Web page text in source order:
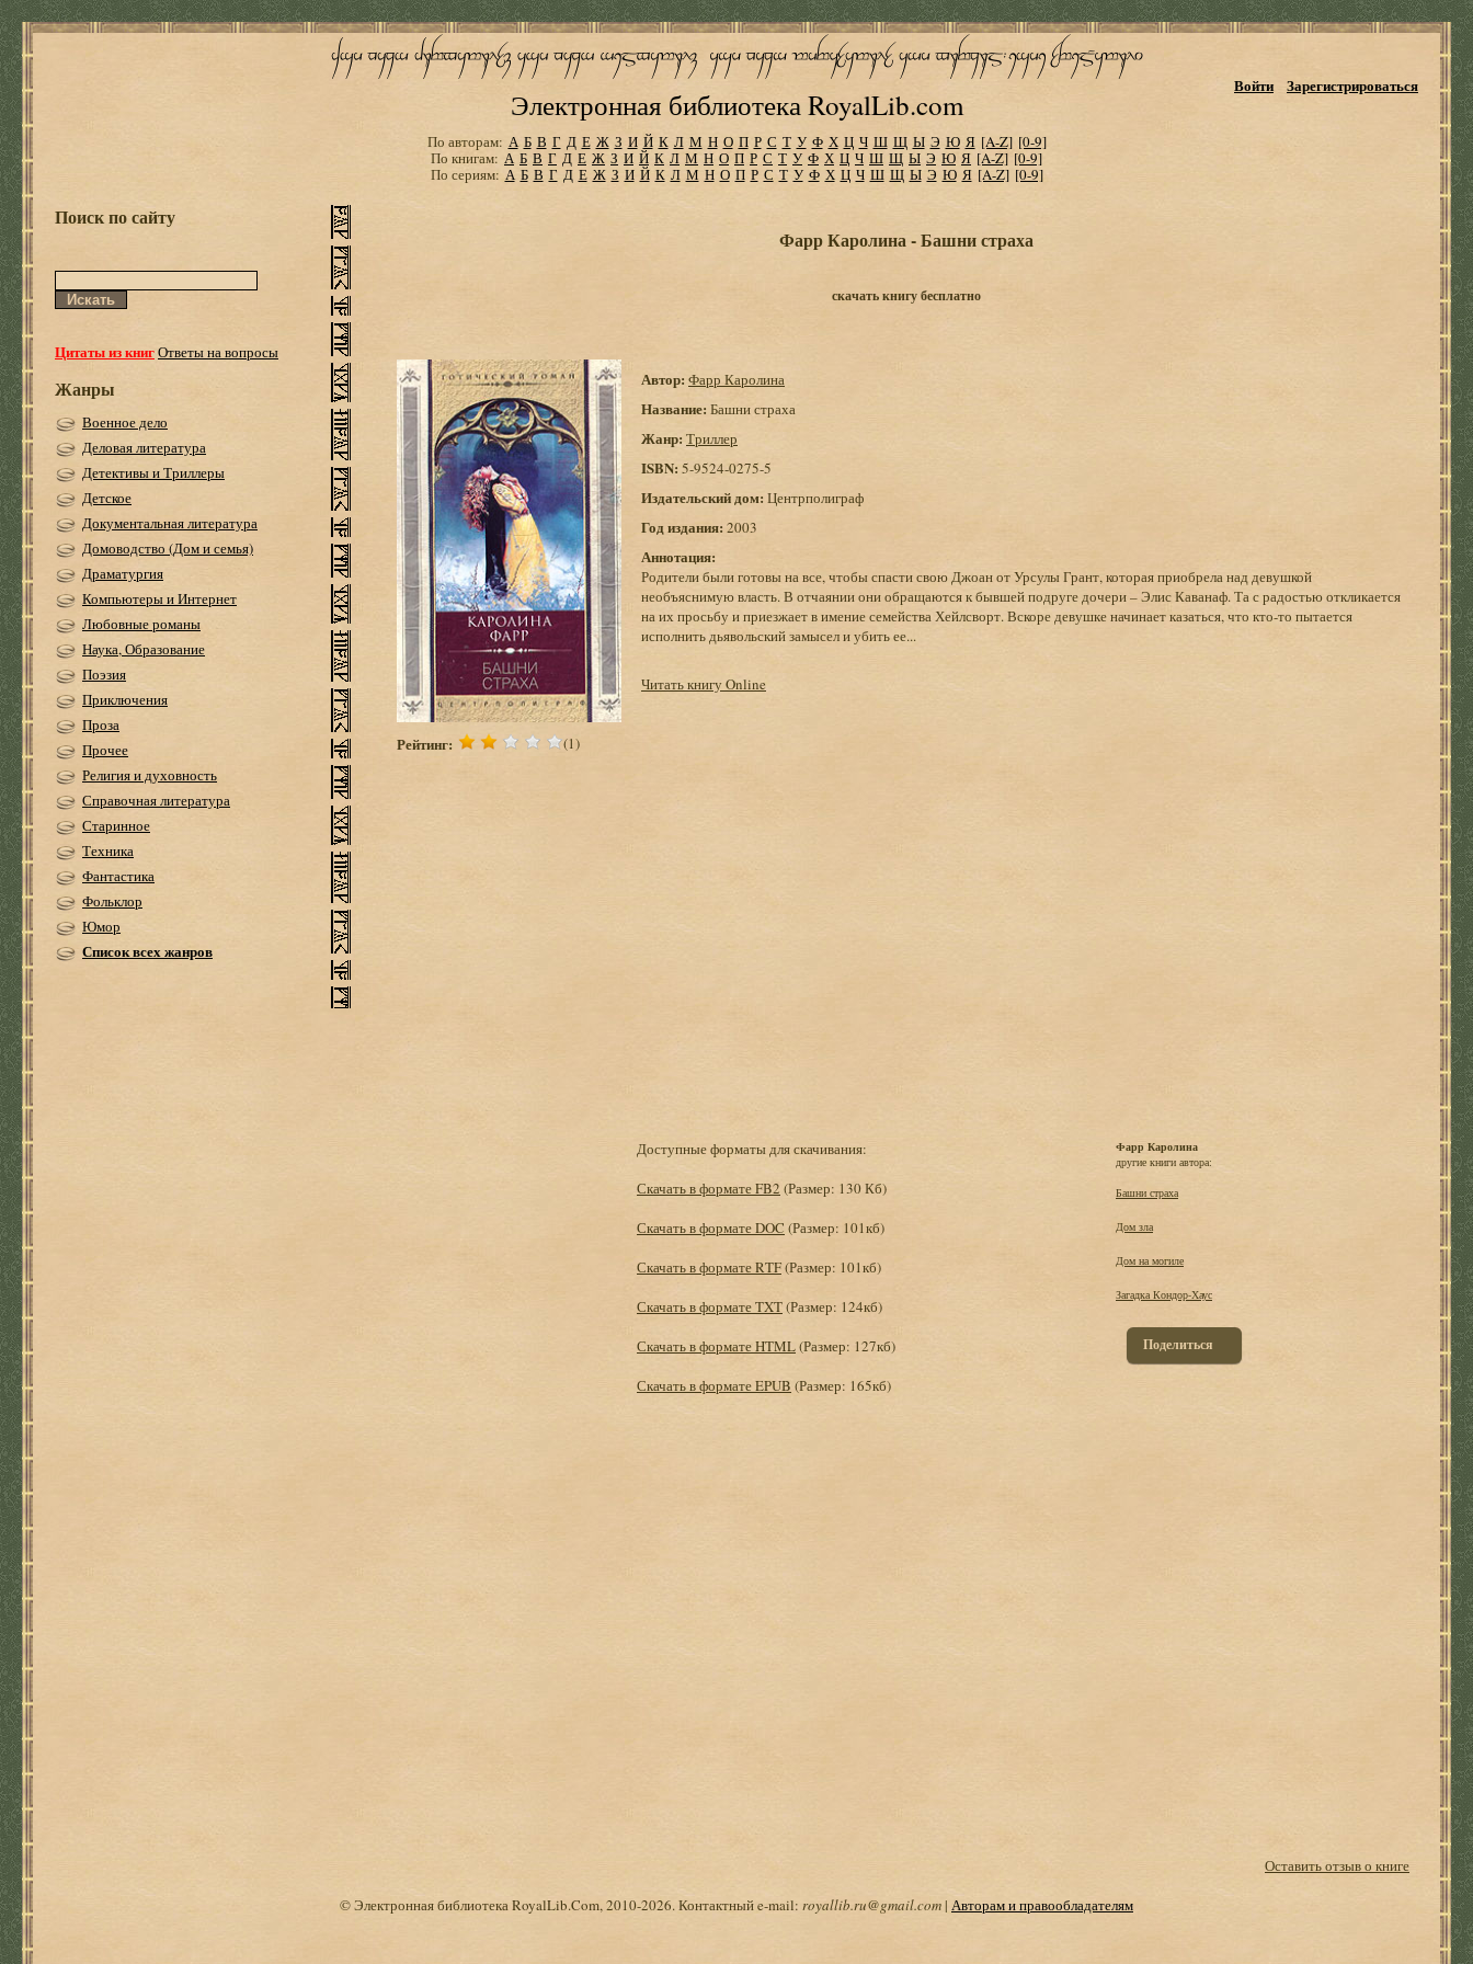
Электронная библиотека RoyalLib.com
Войти Зарегистрироваться
По авторам: А Б В Г Д Е Ж З И Й К Л М Н О П Р С Т У Ф Х Ц Ч Ш Щ Ы Э Ю Я [A-Z] [0-9]
По книгам: А Б В Г Д Е Ж З И Й К Л М Н О П Р С Т У Ф Х Ц Ч Ш Щ Ы Э Ю Я [A-Z] [0-9]
По сериям: А Б В Г Д Е Ж З И Й К Л М Н О П Р С Т У Ф Х Ц Ч Ш Щ Ы Э Ю Я [A-Z] [0-9]
Поиск по сайту
Цитаты из книгОтветы на вопросы
Жанры
Военное дело
Деловая литература
Детективы и Триллеры
Детское
Документальная литература
Домоводство (Дом и семья)
Драматургия
Компьютеры и Интернет
Любовные романы
Наука, Образование
Поэзия
Приключения
Проза
Прочее
Религия и духовность
Справочная литература
Старинное
Техника
Фантастика
Фольклор
Юмор
Список всех жанров
Фарр Каролина - Башни страха
скачать книгу бесплатно
Рейтинг: (1)
Автор: Фарр Каролина
Название: Башни страха
Жанр: Триллер
ISBN: 5-9524-0275-5
Издательский дом: Центрполиграф
Год издания: 2003
Аннотация:
Родители были готовы на все, чтобы спасти свою Джоан от Урсулы Грант, которая приобрела над девушкой
необъяснимую власть. В отчаянии они обращаются к бывшей подруге дочери – Элис Каванаф. Та с радостью откликается
на их просьбу и приезжает в имение семейства Хейлсворт. Вскоре девушке начинает казаться, что кто-то пытается
исполнить дьявольский замысел и убить ее...
Читать книгу Online
Доступные форматы для скачивания:
Скачать в формате FB2 (Размер: 130 Кб)
Скачать в формате DOC (Размер: 101кб)
Скачать в формате RTF(Размер: 101кб)
Скачать в формате TXT(Размер: 124кб)
Скачать в формате HTML(Размер: 127кб)
Скачать в формате EPUB (Размер: 165кб)
Фарр Каролина
другие книги автора:
Башни страха
Дом зла
Дом на могиле
Загадка Кондор-Хаус
Поделиться
Оставить отзыв о книге
© Электронная библиотека RoyalLib.Com, 2010-2026. Контактный e-mail: royallib.ru@gmail.com| Авторам и правообладателям